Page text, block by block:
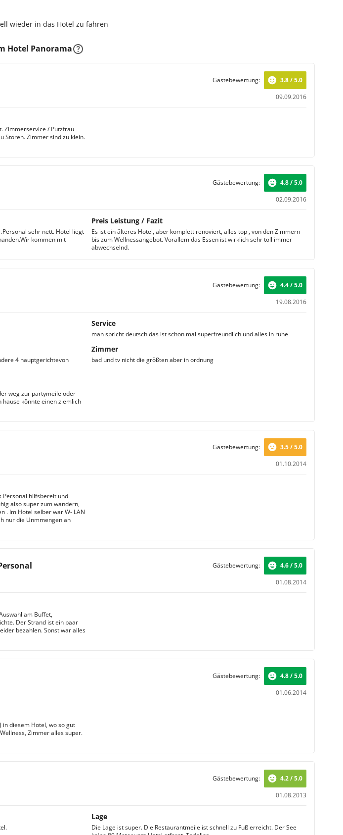
wieder in das Hotel zu fahren
Hotel Panorama
09.09.2016
Gästebewertung: 3.8 / 5.0
Zimmerservice / Putzfrau
Stören. Zimmer sind zu klein.
02.09.2016
Gästebewertung: 4.8 / 5.0
sehr nett. Hotel liegt
kommen mit
Preis Leistung / Fazit
Es ist ein älteres Hotel, aber komplett renoviert, alles top , von den Zimmern
bis zum Wellnessangebot. Vorallem das Essen ist wirklich sehr toll immer
abwechselnd.
19.08.2016
Gästebewertung: 4.4 / 5.0
Service
man spricht deutsch das ist schon mal superfreundlich und alles in ruhe
4 hauptgerichtevon
Zimmer
bad und tv nicht die größten aber in ordnung
weg zur partymeile oder
könnte einen ziemlich
01.10.2014
Gästebewertung: 3.5 / 5.0
Personal hilfsbereit und
also super zum wandern,
. Im Hotel selber war W- LAN
nur die Unmmengen an
01.08.2014
Gästebewertung: 4.6 / 5.0
am Buffet,
Der Strand ist ein paar
bezahlen. Sonst war alles
01.06.2014
Gästebewertung: 4.8 / 5.0
diesem Hotel, wo so gut
Zimmer alles super.
01.08.2013
Gästebewertung: 4.2 / 5.0
Lage
Die Lage ist super. Die Restaurantmeile ist schnell zu Fuß erreicht. Der See